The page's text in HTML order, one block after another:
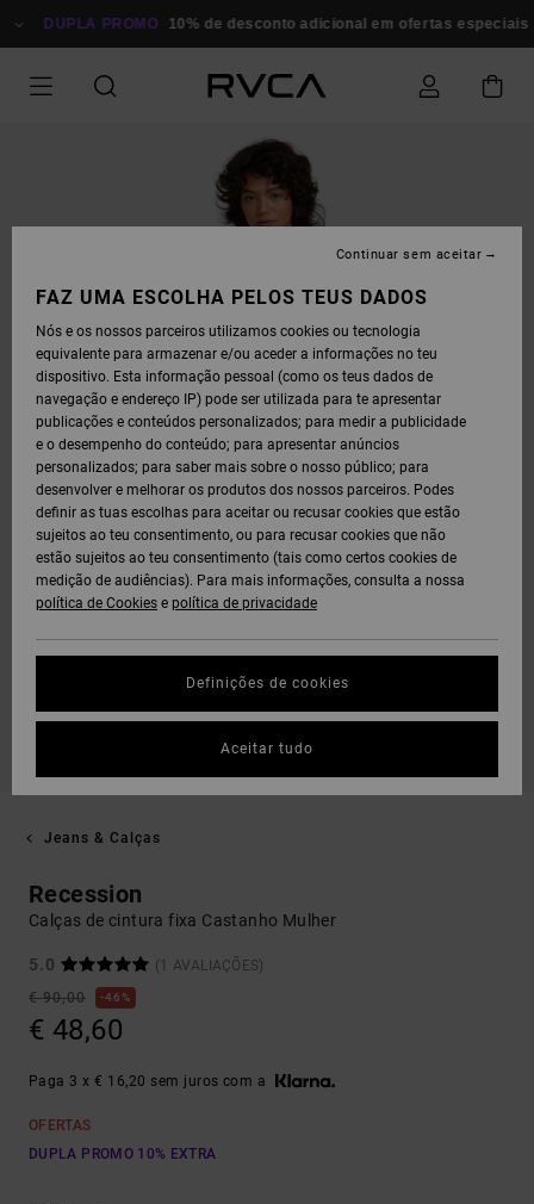
PARA DUPLA PROMO 10% de desconto adicional em ofertas especiais
Jeans & Calças
Recession
Calças de cintura fixa Castanho Mulher
5.0
(1 AVALIAÇÕES)
€ 90,00
46%
€ 48,60
Paga 3 x € 16,20 sem juros com a
OFERTAS
DUPLA PROMO 10% EXTRA
FAZ UMA ESCOLHA PELOS TEUS DADOS
Nós e os nossos parceiros utilizamos cookies ou tecnologia
equivalente para armazenar e/ou aceder a informações no teu
dispositivo. Esta informação pessoal (como os teus dados de
navegação e endereço IP) pode ser utilizada para te apresentar
publicações e conteúdos personalizados; para medir a publicidade
e o desempenho do conteúdo; para apresentar anúncios
personalizados; para saber mais sobre o nosso público; para
desenvolver e melhorar os produtos dos nossos parceiros. Podes
definir as tuas escolhas para aceitar ou recusar cookies que estão
sujeitos ao teu consentimento, ou para recusar cookies que não
estão sujeitos ao teu consentimento (tais como certos cookies de
medição de audiências). Para mais informações, consulta a nossa
política de Cookies e política de privacidade
Definições de cookies
Continuar sem aceitar
Aceitar tudo